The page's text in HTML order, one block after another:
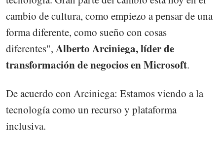
cambio de cultura, como empiezo a pensar de una
forma diferente, como sueño con cosas
diferentes", Alberto Arciniega, líder de
transformación de negocios en Microsoft.
De acuerdo con Arciniega: Estamos viendo a la
tecnología como un recurso y plataforma
inclusiva.